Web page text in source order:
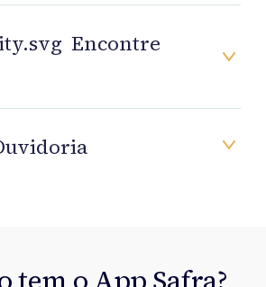
Encontre